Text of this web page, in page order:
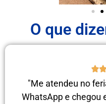
O que
"Me atendeu no
WhatsApp e chegou